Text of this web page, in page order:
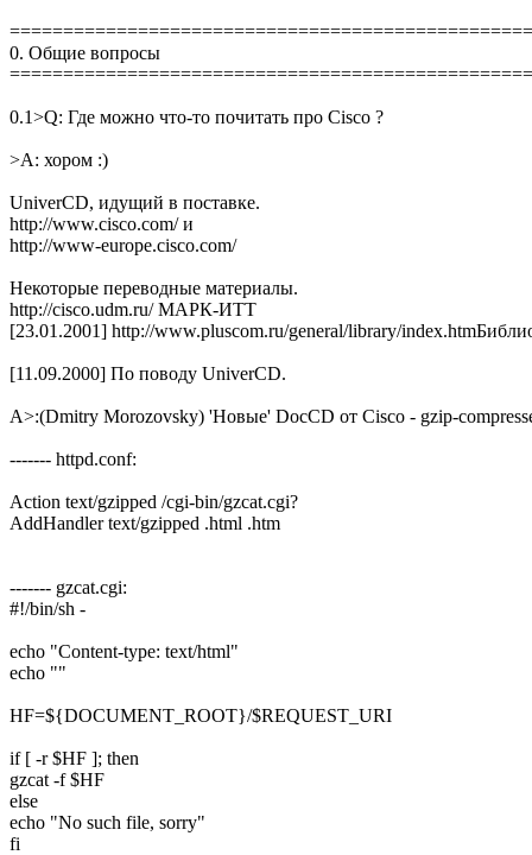
0. Общие вопросы
0.1>Q: Где можно что-то почитать про Cisco ?
>A: хором :)
UniverCD, идущий в поставке.
http://www.cisco.com/ и
http://www-europe.cisco.com/
Некоторые переводные материалы.
http://cisco.udm.ru/ МАРК-ИТТ
[23.01.2001] http://www.pluscom.ru/general/library/
[11.09.2000] По поводу UniverCD.
A>:(Dmitry Morozovsky) 'Новые' DocCD от Cisco - gzip-
------- httpd.conf:
Action text/gzipped /cgi-bin/gzcat.cgi?
AddHandler text/gzipped .html .htm
------- gzcat.cgi:
#!/bin/sh -
echo "Content-type: text/html"
echo ""
HF=${DOCUMENT_ROOT}/$REQUEST_URI
if [ -r $HF ]; then
gzcat -f $HF
else
echo "No such file, sorry"
fi